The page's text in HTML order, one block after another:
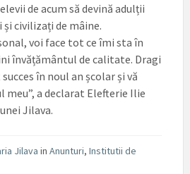
de acum să devină adulții
civilizați de mâine.
voi face tot ce îmi sta în
învățământul de calitate. Dragi
în noul an școlar și vă
a declarat Elefterie Ilie
Jilava.
Jilava in Anunturi, Institutii de